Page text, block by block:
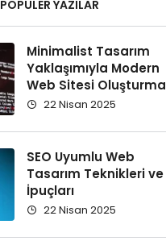
POPÜLER YAZILAR
Minimalist Tasarım
Yaklaşımıyla Modern
Web Sitesi Oluşturma
Rehberi
22 Nisan 2025
SEO Uyumlu Web
Tasarım Teknikleri ve
İpuçları
22 Nisan 2025